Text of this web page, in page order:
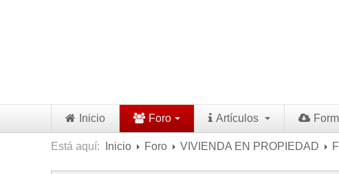
Inicio Foro Artículos
Está aquí: Inicio Foro VIVIENDA EN PROPIEDAD